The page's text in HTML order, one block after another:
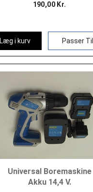
190,00 Kr.
Læg i kurv Passer Til..
Universal Boremaskine
Akku 14,4 V.